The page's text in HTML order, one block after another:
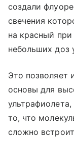
создали
свечения
на красный
небольших доз
Это позволяет
основы для
то, что
сложно